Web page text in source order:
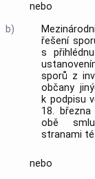
nebo
b)
řešení
s
sporů z
občany
k podpisu
18.
obě
stranami
nebo